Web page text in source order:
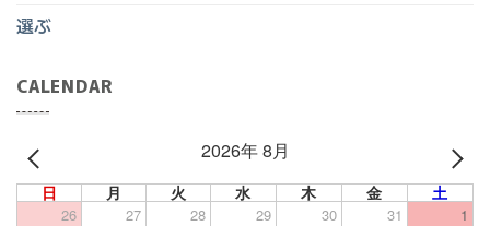
選ぶ
CALENDAR
2026年 8月
日 月 火 水 木 金 土
26 27 28 29 30 31 1